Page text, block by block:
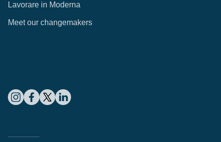
Lavorare in Moderna
Meet our changemakers